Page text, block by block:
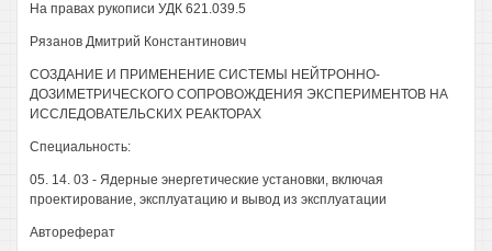
На правах рукописи УДК 621.039.5
Рязанов Дмитрий Константинович
СОЗДАНИЕ И ПРИМЕНЕНИЕ СИСТЕМЫ НЕЙТРОННО-
ДОЗИМЕТРИЧЕСКОГО СОПРОВОЖДЕНИЯ ЭКСПЕРИМЕНТОВ НА
ИССЛЕДОВАТЕЛЬСКИХ РЕАКТОРАХ
Специальность:
05. 14. 03 - Ядерные энергетические установки, включая
проектирование, эксплуатацию и вывод из эксплуатации
Автореферат